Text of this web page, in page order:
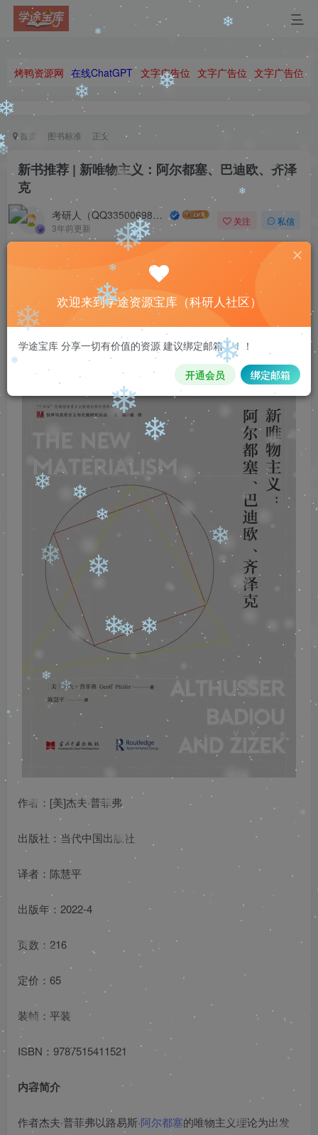
烤鸭资源网 在线ChatGPT 文字广告位 文字广告位 文字广告位
首页 图书标准 正文
新书推荐 | 新唯物主义：阿尔都塞、巴迪欧、齐泽
克
考研人（QQ335006980）
3年前更新
关注 私信
Those who fly solo have the strongest wings.
那些单独飞翔的人拥有最强大的翅膀
注意 请看本条重要信息：请先登录再
购买，购买后刷新页面即可，链接如
果失效，请加客服qq335006980
作者：[美]杰夫·普菲弗
出版社：当代中国出版社
译者：陈慧平
出版年：2022-4
页数：216
定价：65
装帧：平装
ISBN：9787515411521
内容简介
作者杰夫·普菲弗以路易斯·阿尔都塞的唯物主义理论为出发
欢迎来到学途资源宝库（科研人社区）
学途宝库 分享一切有价值的资源 建议绑定邮箱！！！
开通会员 绑定邮箱
❄
❄
❄
❄
❄
❄
❄
❄ ❄ ❄
❄
❄
❄
❄ ❄
❄
❄